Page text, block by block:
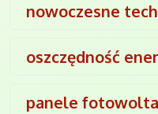
nowoczesne
oszczędność
panele